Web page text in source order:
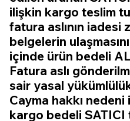
ilişkin kargo teslim
fatura aslının iadesi
belgelerin
içinde ürün bedeli
Fatura aslı
sair yasal
Cayma hakkı
kargo bedeli SATICI